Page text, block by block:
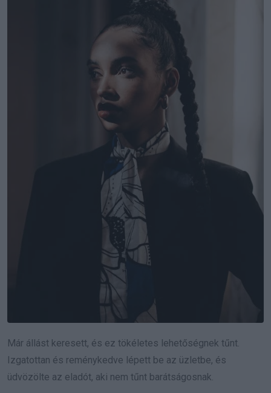
Már állást keresett, és ez tökéletes lehetőségnek tűnt.
Izgatottan és reménykedve lépett be az üzletbe, és
üdvözölte az eladót, aki nem tűnt barátságosnak.